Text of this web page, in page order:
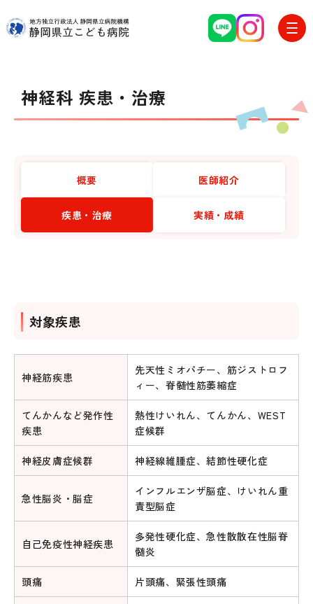
神経科 疾患・治療
概要 医師紹介
疾患・治療 実績・成績
対象疾患
神経筋疾患
先天性ミオパチー、筋ジストロフ
ィー、脊髄性筋萎縮症
てんかんなど発作性
疾患
熱性けいれん、てんかん、WEST
症候群
神経皮膚症候群 神経線維腫症、結節性硬化症
急性脳炎・脳症
インフルエンザ脳症、けいれん重
責型脳症
自己免疫性神経疾患
多発性硬化症、急性散散在性脳脊
髄炎
頭痛 片頭痛、緊張性頭痛